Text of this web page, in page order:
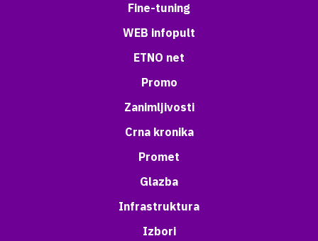
Fine-tuning
WEB infopult
ETNO net
Promo
Zanimljivosti
Crna kronika
Promet
Glazba
Infrastruktura
Izbori